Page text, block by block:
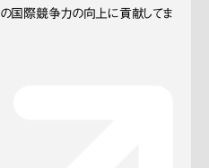
の国際競争力の向上に貢献してま